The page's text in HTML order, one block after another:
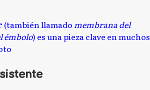
(también llamado membrana del
émbolo) es una pieza clave en muchos